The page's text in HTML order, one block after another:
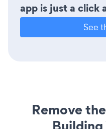
app is just a click
See
Remove